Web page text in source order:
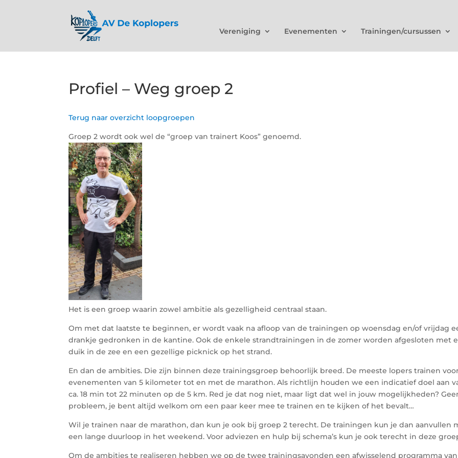
Vereniging Evenementen Trainingen/cursussen
Profiel – Weg groep 2
Terug naar overzicht loopgroepen
Groep 2 wordt ook wel de “groep van trainert Koos” genoemd.
Het is een groep waarin zowel ambitie als gezelligheid centraal staan.
Om met dat laatste te beginnen, er wordt vaak na afloop van de trainingen op woensdag en/of vrijdag
drankje gedronken in de kantine. Ook de enkele strandtrainingen in de zomer worden afgesloten met
duik in de zee en een gezellige picknick op het strand.
En dan de ambities. Die zijn binnen deze trainingsgroep behoorlijk breed. De meeste lopers trainen
evenementen van 5 kilometer tot en met de marathon. Als richtlijn houden we een indicatief doel aan
ca. 18 min tot 22 minuten op de 5 km. Red je dat nog niet, maar ligt dat wel in jouw mogelijkheden?
probleem, je bent altijd welkom om een paar keer mee te trainen en te kijken of het bevalt…
Wil je trainen naar de marathon, dan kun je ook bij groep 2 terecht. De trainingen kun je dan aanvullen
een lange duurloop in het weekend. Voor adviezen en hulp bij schema’s kun je ook terecht in deze
Om de ambities te realiseren hebben we op de twee trainingsavonden een afwisselend programma van